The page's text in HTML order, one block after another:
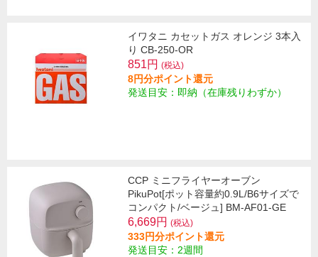
イワタニ カセットガス オレンジ 3本入
り CB-250-OR
851円 (税込)
8円分ポイント還元
発送目安：即納（在庫残りわずか）
CCP ミニフライヤーオーブン
PikuPot[ポット容量約0.9L/B6サイズで
コンパクト/ベージュ] BM-AF01-GE
6,669円 (税込)
333円分ポイント還元
発送目安：2週間